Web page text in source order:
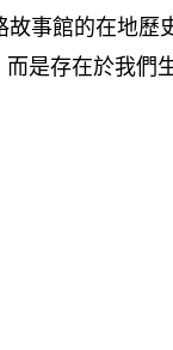
事館的在地
是存在於我們